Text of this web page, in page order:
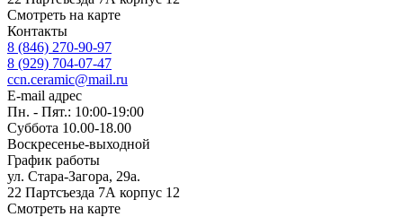
Смотреть на карте
Контакты
8 (846) 270-90-97
8 (929) 704-07-47
ccn.ceramic@mail.ru
E-mail адрес
Пн. - Пят.: 10:00-19:00
Суббота 10.00-18.00
Воскресенье-выходной
График работы
ул. Стара-Загора, 29а.
22 Партсъезда 7А корпус 12
Смотреть на карте